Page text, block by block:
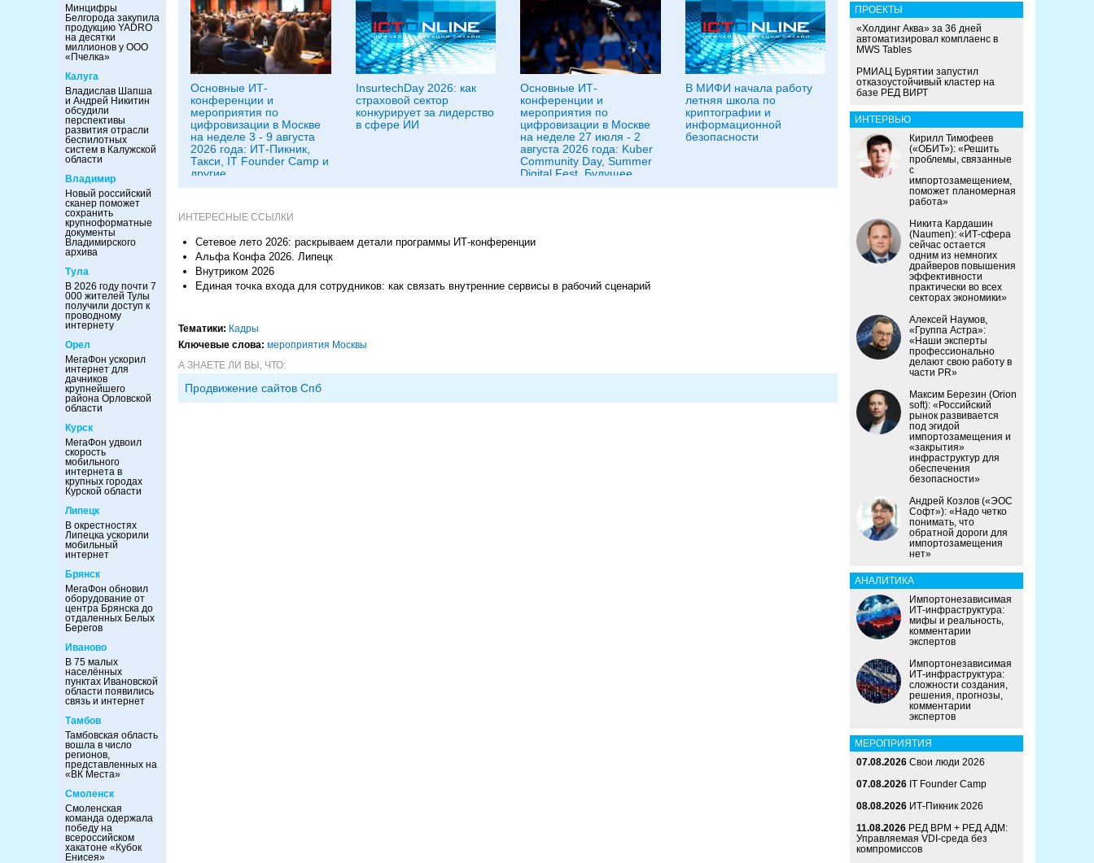
Минцифры
Белгорода закупила
продукцию YADRO
на десятки
миллионов у ООО
«Пчелка»
Калуга
Владислав Шапша
и Андрей Никитин
обсудили
перспективы
развития отрасли
беспилотных
систем в Калужской
области
Владимир
Новый российский
сканер поможет
сохранить
крупноформатные
документы
Владимирского
архива
Тула
В 2026 году почти 7
000 жителей Тулы
получили доступ к
проводному
интернету
Орел
МегаФон ускорил
интернет для
дачников
крупнейшего
района Орловской
области
Курск
МегаФон удвоил
скорость
мобильного
интернета в
крупных городах
Курской области
Липецк
В окрестностях
Липецка ускорили
мобильный
интернет
Брянск
МегаФон обновил
оборудование от
центра Брянска до
отдаленных Белых
Берегов
Иваново
В 75 малых
населённых
пунктах Ивановской
области появились
связь и интернет
Тамбов
Тамбовская область
вошла в число
регионов,
представленных на
«ВК Места»
Смоленск
Смоленская
команда одержала
победу на
всероссийском
хакатоне «Кубок
Енисея»
Основные ИТ-
конференции и
мероприятия по
цифровизации в Москве
на неделе 3 - 9 августа
2026 года: ИТ-Пикник,
Такси, IT Founder Camp и
другие
InsurtechDay 2026: как
страховой сектор
конкурирует за лидерство
в сфере ИИ
Основные ИТ-
конференции и
мероприятия по
цифровизации в Москве
на неделе 27 июля - 2
августа 2026 года: Kuber
Community Day, Summer
Digital Fest, Будущее
исследований в
В МИФИ начала работу
летняя школа по
криптографии и
информационной
безопасности
ИНТЕРЕСНЫЕ ССЫЛКИ
Сетевое лето 2026: раскрываем детали программы ИТ-конференции
Альфа Конфа 2026. Липецк
Внутриком 2026
Единая точка входа для сотрудников: как связать внутренние сервисы в рабочий сценарий
Тематики: Кадры
Ключевые слова: мероприятия Москвы
А ЗНАЕТЕ ЛИ ВЫ, ЧТО:
Продвижение сайтов Спб
ПРОЕКТЫ
«Холдинг Аква» за 36 дней
автоматизировал комплаенс в
MWS Tables
РМИАЦ Бурятии запустил
отказоустойчивый кластер на
базе РЕД ВИРТ
ИНТЕРВЬЮ
Кирилл Тимофеев
(«ОБИТ»): «Решить
проблемы, связанные
с
импортозамещением,
поможет планомерная
работа»
Никита Кардашин
(Naumen): «ИТ-сфера
сейчас остается
одним из немногих
драйверов повышения
эффективности
практически во всех
секторах экономики»
Алексей Наумов,
«Группа Астра»:
«Наши эксперты
профессионально
делают свою работу в
части PR»
Максим Березин (Orion
soft): «Российский
рынок развивается
под эгидой
импортозамещения и
«закрытия»
инфраструктур для
обеспечения
безопасности»
Андрей Козлов («ЭОС
Софт»): «Надо четко
понимать, что
обратной дороги для
импортозамещения
нет»
АНАЛИТИКА
Импортонезависимая
ИТ-инфраструктура:
мифы и реальность,
комментарии
экспертов
Импортонезависимая
ИТ-инфраструктура:
сложности создания,
решения, прогнозы,
комментарии
экспертов
МЕРОПРИЯТИЯ
07.08.2026 Свои люди 2026
07.08.2026 IT Founder Camp
08.08.2026 ИТ-Пикник 2026
11.08.2026 РЕД ВРМ + РЕД АДМ:
Управляемая VDI-среда без
компромиссов